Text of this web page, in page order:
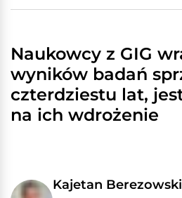
Naukowcy z GIG
wyników badań
czterdziestu lat,
na ich wdrożenie
Kajetan Berezowski